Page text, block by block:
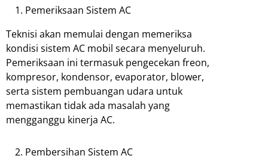
Pemeriksaan Sistem AC
Teknisi akan memulai dengan memeriksa
kondisi sistem AC mobil secara menyeluruh.
Pemeriksaan ini termasuk pengecekan freon,
kompresor, kondensor, evaporator, blower,
serta sistem pembuangan udara untuk
memastikan tidak ada masalah yang
mengganggu kinerja AC.
Pembersihan Sistem AC